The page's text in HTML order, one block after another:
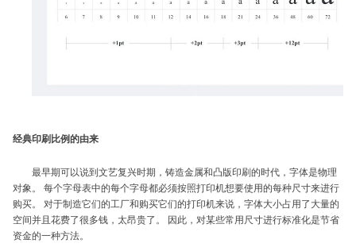
经典印刷比例的由来
最早期可以说到文艺复兴时期，铸造金属和凸版印刷的时代，字体是物理
对象。 每个字母表中的每个字母都必须按照打印机想要使用的每种尺寸来进行
购买。 对于制造它们的工厂和购买它们的打印机来说，字体大小占用了大量的
空间并且花费了很多钱，太昂贵了。 因此，对某些常用尺寸进行标准化是节省
资金的一种方法。